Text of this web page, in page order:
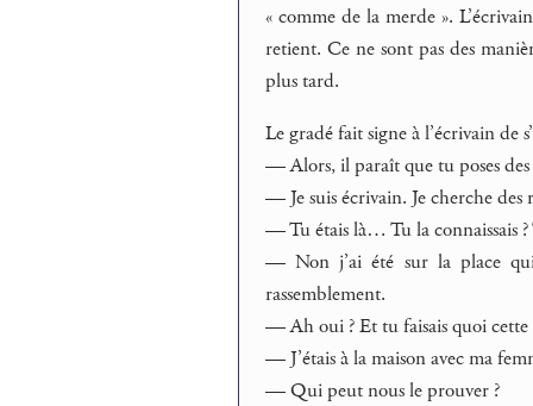
« comme de la merde ».
retient. Ce ne sont pas des
plus tard.
Le gradé fait signe à l’écrivain de
— Alors, il paraît que tu poses des
— Je suis écrivain. Je cherche des
— Tu étais là… Tu la connaissais ?
— Non j’ai été sur la place
rassemblement.
— Ah oui ? Et tu faisais quoi cette
— J’étais à la maison avec ma
— Qui peut nous le prouver ?